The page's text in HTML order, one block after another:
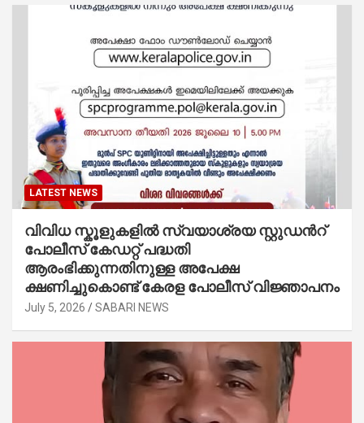
LATEST NEWS
വിവിധ സ്കൂളുകളില്‍ സ്വയാശ്രയ സ്റ്റുഡന്‍റ്
പോലീസ് കേഡറ്റ് പദ്ധതി
ആരംഭിക്കുന്നതിനുള്ള അപേക്ഷ
ക്ഷണിച്ചുകൊണ്ട് കേരള പോലീസ് വിജ്ഞാപനം
July 5, 2026 SABARI NEWS